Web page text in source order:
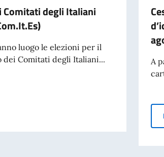
Comitati degli Italiani
luogo le elezioni per il
Comitati degli Italiani...
dei Comitati degli Italiani all’Estero (Com.It.Es)
A